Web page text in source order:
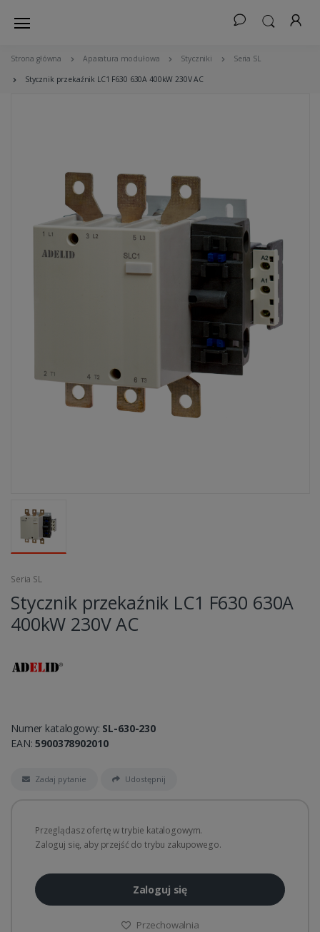
Strona główna Aparatura modułowa Styczniki Seria SL
Stycznik przekaźnik LC1 F630 630A 400kW 230V AC
Seria SL
Stycznik przekaźnik LC1 F630 630A
400kW 230V AC
Numer katalogowy: SL-630-230
EAN:5900378902010
Zadaj pytanie Udostępnij
Przeglądasz ofertę w trybie katalogowym.
Zaloguj się, aby przejść do trybu zakupowego.
Zaloguj się
Przechowalnia